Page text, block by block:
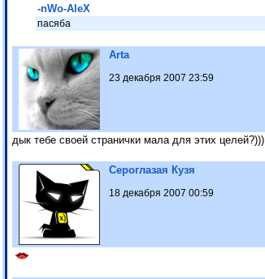
-nWo-AleX
пасяба
Arta
23 декабря 2007 23:59
дык тебе своей странички мала для этих целей?)))
Сероглазая Кузя
18 декабря 2007 00:59